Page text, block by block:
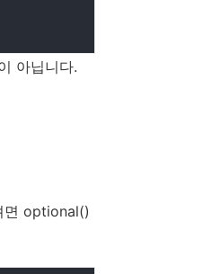
아닙니다.
면 optional()